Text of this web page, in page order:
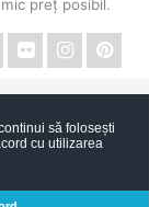
să folosești
cu utilizarea
preț posibil.